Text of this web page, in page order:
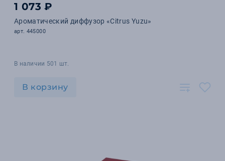
1 073 ₽
Ароматический диффузор «Citrus Yuzu»
арт. 445000
В наличии 501 шт.
В корзину